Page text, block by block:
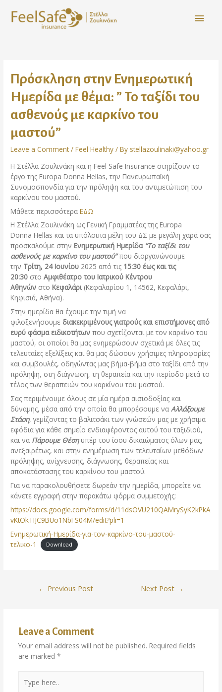
Πρόσκληση στην Ενημερωτική
Ημερίδα με θέμα: ” Το ταξίδι του
ασθενούς με καρκίνο του
μαστού”
Leave a Comment /Feel Healthy / By stellazoulinaki@yahoo.gr
Η Στέλλα Ζουλινάκη και η Feel Safe Insurance στηρίζουν το
έργο της Europa Donna Hellas, την Πανευρωπαϊκή
Συνομοσπονδία για την πρόληψη και του αντιμετώπιση του
καρκίνου του μαστού.
Μάθετε περισσότεραΕΔΩ
Η Στέλλα Ζουλινάκη ως Γενική Γραμματέας της Europa
Donna Hellas και τα υπόλοιπα μέλη του ΔΣ με μεγάλη χαρά σας
προσκαλούμε στην Ενημερωτική Ημερίδα “Το ταξίδι του
ασθενούς με καρκίνο του μαστού”που διοργανώνουμε
την Τρίτη, 24 Ιουνίου 2025 από τις 15:30 έως και τις
20:30 στοΑμφιθέατρο του Ιατρικού Κέντρου
Αθηνών στο Κεφαλάρι(Κεφαλαρίου 1, 14562, Κεφαλάρι,
Κηφισιά, Αθήνα).
Στην ημερίδα θα έχουμε την τιμή να
φιλοξενήσουμε διακεκριμένους γιατρούς και επιστήμονες από
ευρύ φάσμα ειδικοτήτωνπου σχετίζονται με τον καρκίνο του
μαστού, οι οποίοι θα μας ενημερώσουν σχετικά με όλες τις
τελευταίες εξελίξεις και θα μας δώσουν χρήσιμες πληροφορίες
και συμβουλές, οδηγώντας μας βήμα-βήμα στο ταξίδι από την
πρόληψη, στη διάγνωση, τη θεραπεία και την περίοδο μετά το
τέλος των θεραπειών του καρκίνου του μαστού.
Σας περιμένουμε όλους σε μία ημέρα αισιοδοξίας και
δύναμης, μέσα από την οποία θα μπορέσουμε ναΑλλάξουμε
Στάση, γεμίζοντας το βαλιτσάκι των γνώσεών μας με χρήσιμα
εφόδια για κάθε σημείο ενδιαφέροντος αυτού του ταξιδιού,
και να Πάρουμε Θέσηυπέρ του ίσου δικαιώματος όλων μας,
ανεξαιρέτως, και στην ενημέρωση των τελευταίων μεθόδων
πρόληψης, ανίχνευσης, διάγνωσης, θεραπείας και
αποκατάστασης του καρκίνου του μαστού.
Για να παρακολουθήσετε δωρεάν την ημερίδα, μπορείτε να
κάνετε εγγραφή στην παρακάτω φόρμα συμμετοχής:
https://docs.google.com/forms/d/11dsOVU210QAMrySyK2kPkA
vKtOkTIJC9BUo1NbFS04M/edit?pli=1
Ενημερωτική-Ημερίδα-για-τον-καρκίνο-του-μαστού-
τελικο-1
Download
← Previous Post Next Post →
Leave a Comment
Your email address will not be published. Required fields
are marked *